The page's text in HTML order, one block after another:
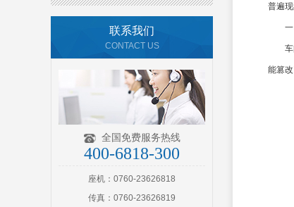
联系我们
CONTACT US
全国免费服务热线
400-6818-300
座机：0760-23626818
传真：0760-23626819
普遍
一、
车间
能篡